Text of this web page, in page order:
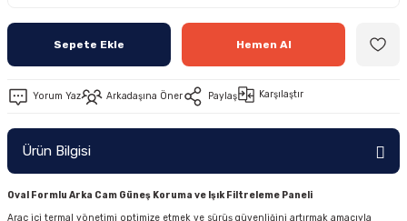
Sepete Ekle Hemen Al
Yorum Yaz Arkadaşına Öner Paylaş Karşılaştır
Ürün Bilgisi
Oval Formlu Arka Cam Güneş Koruma ve Işık Filtreleme Paneli
Araç içi termal yönetimi optimize etmek ve sürüş güvenliğini artırmak amacıyla